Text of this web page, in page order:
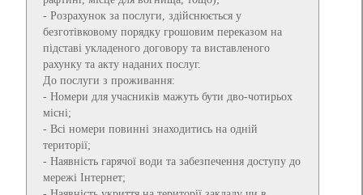
- Розрахунок за послуги, здійснюється у
безготівковому порядку грошовим переказом на
підставі укладеного договору та виставленого
рахунку та акту наданих послуг.
До послуги з проживання:
- Номери для учасників мажуть бути дво-чотирьох
місні;
- Всі номери повинні знаходитись на одній
території;
- Наявність гарячої води та забезпечення доступу до
мережі Інтернет;